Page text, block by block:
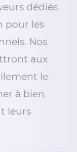
dédiés
pour les
Nos
aux
le
à bien
leurs